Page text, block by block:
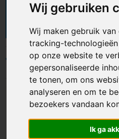
Wij gebruiken
Wij maken gebruik
tracking-
op onze website te
gepersonaliseerde
te tonen, om ons
analyseren en om te
bezoekers vandaan
Ik ga
Zonnekleppen
Filters